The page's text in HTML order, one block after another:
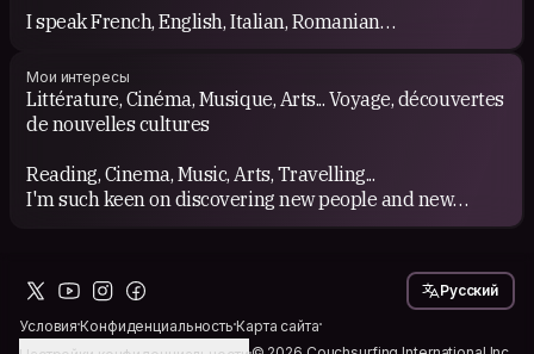
I speak French, English, Italian, Romanian
I would love to practice a little bit of Spanish
Sinon: profiter de la vie... / Nevertheless : Enjoy life !
Мои интересы
Littérature, Cinéma, Musique, Arts... Voyage, découvertes
de nouvelles cultures
Reading, Cinema, Music, Arts, Travelling...
I'm such keen on discovering new people and new
УсловияКонфиденциальностьКарта сайта
Русский